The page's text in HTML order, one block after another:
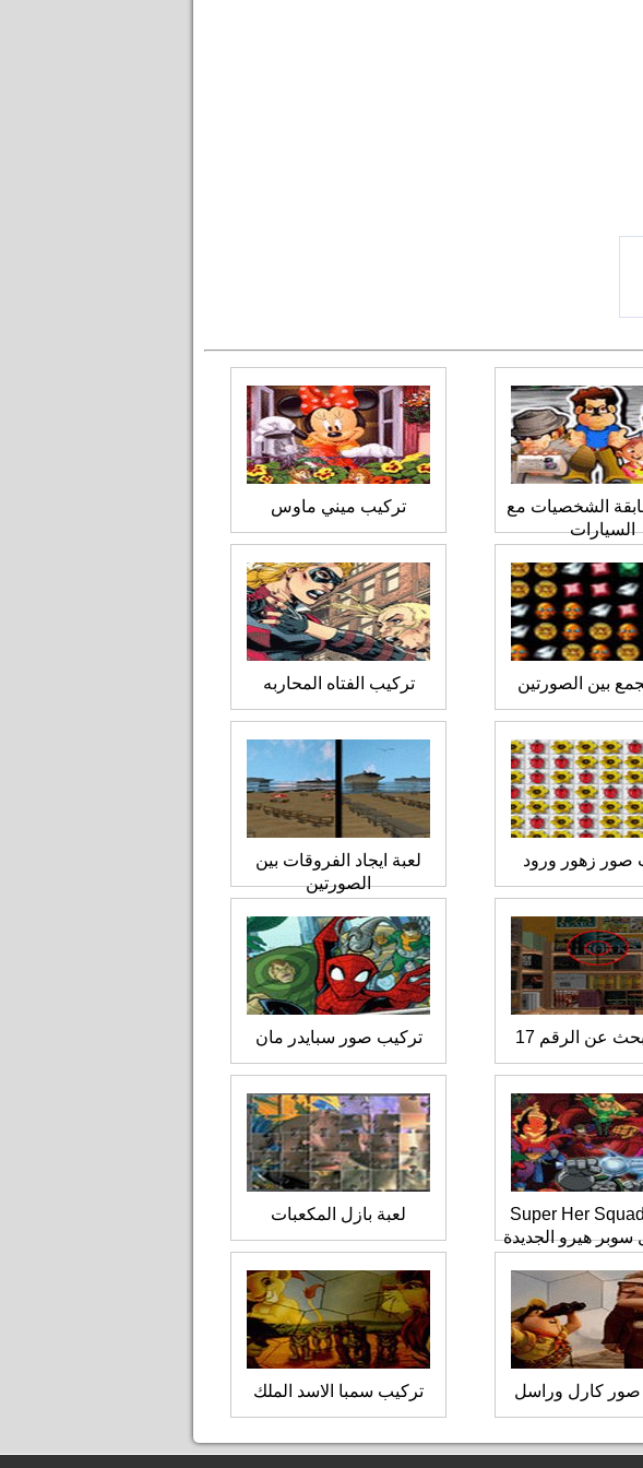
الشخصيات مع
السيارات
تركيب ميني ماوس
بين الصورتين تركيب الفتاه المحاربه
صور زهور ورود
لعبة ايجاد الفروقات بين
الصورتين
عن الرقم 17 تركيب صور سبايدر مان
Super Her
سوبر هيرو الجديدة
لعبة بازل المكعبات
صور كارل وراسل تركيب سمبا الاسد الملك